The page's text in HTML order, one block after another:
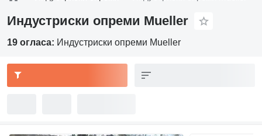
Индустриски опреми Mueller
19 огласа: Индустриски опреми Mueller